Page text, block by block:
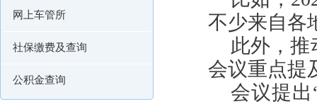
网上车管所
社保缴费及查询
公积金查询
不少来自各
此外，
会议重点提
会议提